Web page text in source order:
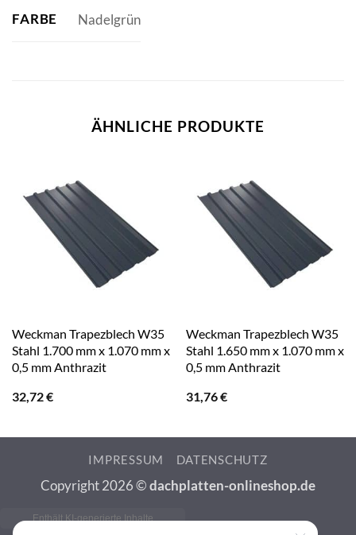
FARBE Nadelgrün
ÄHNLICHE PRODUKTE
Weckman Trapezblech W35
Stahl 1.700 mm x 1.070 mm x
0,5 mm Anthrazit
32,72€
Weckman Trapezblech W35
Stahl 1.650 mm x 1.070 mm x
0,5 mm Anthrazit
31,76€
IMPRESSUM DATENSCHUTZ
Copyright 2026 ©dachplatten-onlineshop.de